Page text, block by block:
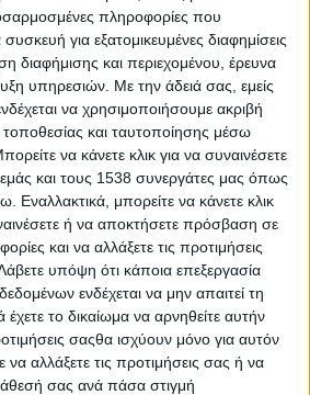
πληροφορίες που
για εξατομικευμένες διαφημίσεις
διαφήμισης και περιεχομένου, έρευνα
υπηρεσιών. Με την άδειά σας, εμείς
να χρησιμοποιήσουμε ακριβή
και ταυτοποίησης μέσω
να κάνετε κλικ για να συναινέσετε
και τους 1538 συνεργάτες μας όπως
Εναλλακτικά, μπορείτε να κάνετε κλικ
ή να αποκτήσετε πρόσβαση σε
και να αλλάξετε τις προτιμήσεις
υπόψη ότι κάποια επεξεργασία
ενδέχεται να μην απαιτεί τη
το δικαίωμα να αρνηθείτε αυτήν
σαςθα ισχύουν μόνο για αυτόν
αλλάξετε τις προτιμήσεις σας ή να
σας ανά πάσα στιγμή
μας αλλά και των όσων αναζητούμε
τη στρατηγική «Hiring
Συγκεκριμένα:
σε συναδέλφους, πελάτες
καλοσύνη και αξιοπρέπεια.
σχέσεις εμπιστοσύνης μεταξύ μας,
και με τους συνεργάτες μας.
ότι η επιτυχία μας βασίζεται στη διαρκή
να είμαστε οι καλύτεροι σε ό,τι
κάνουμε, με πάθος μέχρι την
μας.
σαν ένας, μοιραζόμαστε το ίδιο
συλλογική επίδοση και στην κοινή